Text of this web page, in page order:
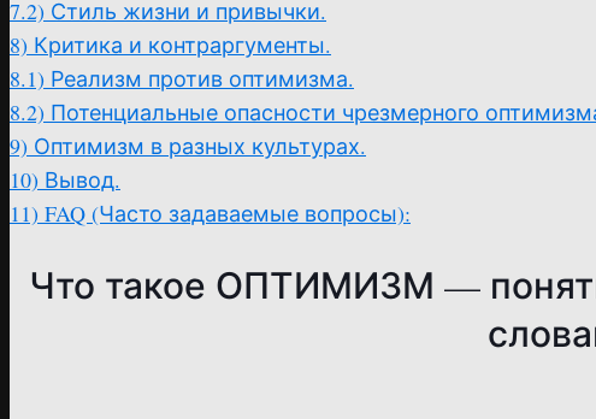
7.2) Стиль жизни и привычки.
8) Критика и контраргументы.
8.1) Реализм против оптимизма.
8.2) Потенциальные опасности чрезмерного
9) Оптимизм в разных культурах.
10) Вывод.
11) FAQ (Часто задаваемые вопросы):
Что такое ОПТИМИЗМ —